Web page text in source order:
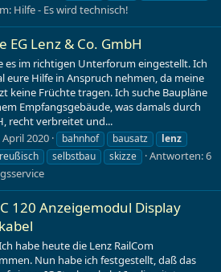
Hilfe - Es wird technisch!
EG Lenz & Co. GmbH
es im richtigen Unterforum eingestellt. Ich
eure Hilfe in Anspruch nehmen, da meine
keine Früchte tragen. Ich suche Baupläne
Empfangsgebäude, was damals durch
recht verbreitet und...
April 2020 bahnhof bausatz
lenz
selbstbau skizze
Antworten: 6
120 Anzeigemodul Display
habe heute die Lenz RailCom
Nun habe ich festgestellt, daß das